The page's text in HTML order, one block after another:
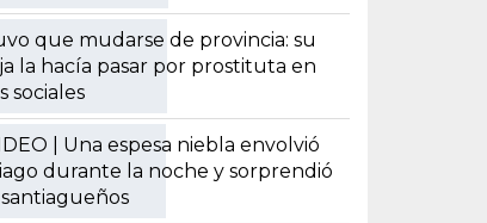
que mudarse de provincia: su
la hacía pasar por prostituta en
sociales
| Una espesa niebla envolvió
durante la noche y sorprendió
santiagueños